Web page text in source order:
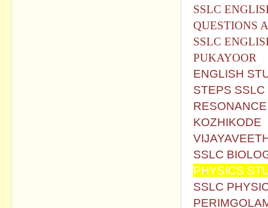
SSLC
QUESTIONS
SSLC
PUKAYOOR
ENGLISH
STEPS
KOZHIKODE
SSLC
PHYSICS
SSLC